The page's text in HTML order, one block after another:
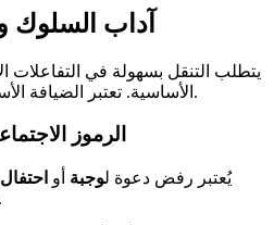
آداب السلوك
يتطلب التنقل بسهولة في التفاعلات
الأساسية. تعتبر الضيافة الأسطورية ركيزة من هذه الثقافة.
الرموز
يُعتبر رفض دعوة لوجبة أو احتفال
بامتنان، حتى لو لفترة قصيرة.